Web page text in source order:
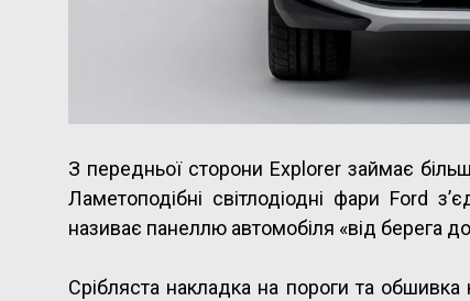
З передньої сторони Explorer займає
Ламетоподібні світлодіодні фари Ford
називає панеллю автомобіля «від берега
Срібляста накладка на пороги та